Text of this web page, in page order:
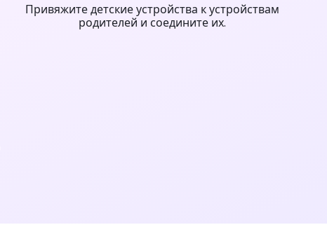
Привяжите детские устройства к устройствам
родителей и соедините их.